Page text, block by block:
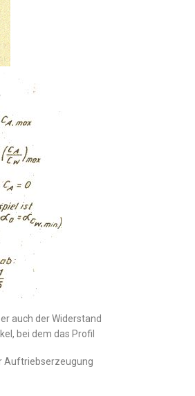
auch der Widerstand
bei dem das Profil
Auftriebserzeugung